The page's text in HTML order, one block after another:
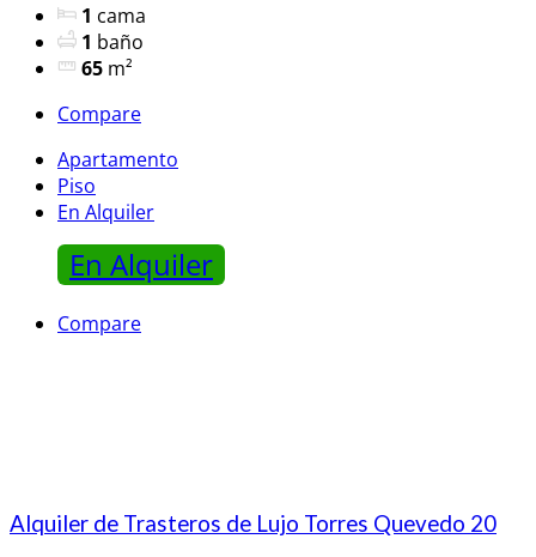
1 cama
1 baño
65 m²
Compare
Apartamento
Piso
En Alquiler
En Alquiler
Compare
Alquiler de Trasteros de Lujo Torres Quevedo 20